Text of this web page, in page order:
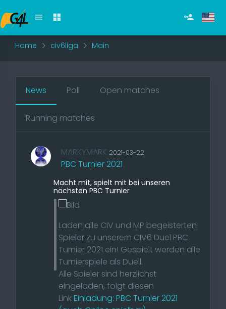
Home civ6liga Main
News Poll Open matches
Running matches
MARKYMARK 2021-03-22
PBC Turnier 2021
Macht mit, spielt mit bei unseren
nächsten PBC Turnier
Laden alle CIV und MP begeisterten
Spieler zu unserem CIV6 Duel PBC
Turnier 2021 ein! Gespielt werden alle
Turnierspiele als Duell.
Alle Spieler sind herzlichst
eingeladen, folgt diesen
LinkEinladung: PBC Turnier 2021